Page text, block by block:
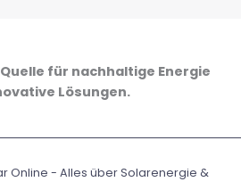
für nachhaltige Energie
Lösungen.
Online - Alles über Solarenergie &